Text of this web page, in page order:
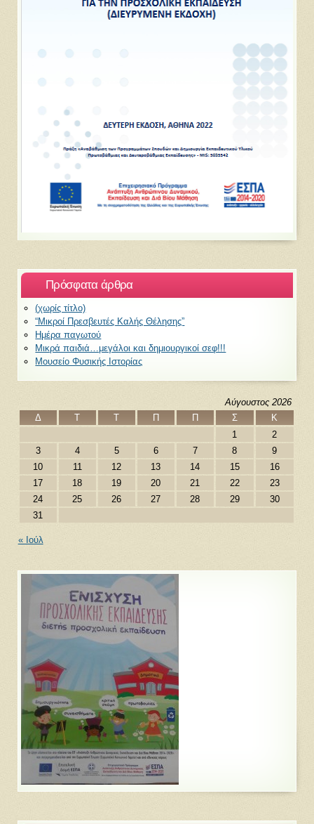
Πρόσφατα άρθρα
(χωρίς τίτλο)
“Μικροί Πρεσβευτές Καλής Θέλησης”
Ημέρα παγωτού
Μικρά παιδιά…μεγάλοι και δημιουργικοί σεφ!!!
Μουσείο Φυσικής Ιστορίας
Αύγουστος 2026
Δ
Τ Τ Π Π Σ
Κ
1
2
3
4 5 6 7 8
9
10
11 12 13 14 15
16
17
18 19 20 21 22
23
24
25 26 27 28 29
30
31
« Ιούλ